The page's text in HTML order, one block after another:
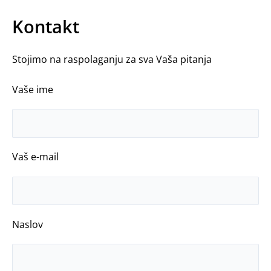
Kontakt
Stojimo na raspolaganju za sva Vaša pitanja
Vaše ime
Vaš e-mail
Naslov